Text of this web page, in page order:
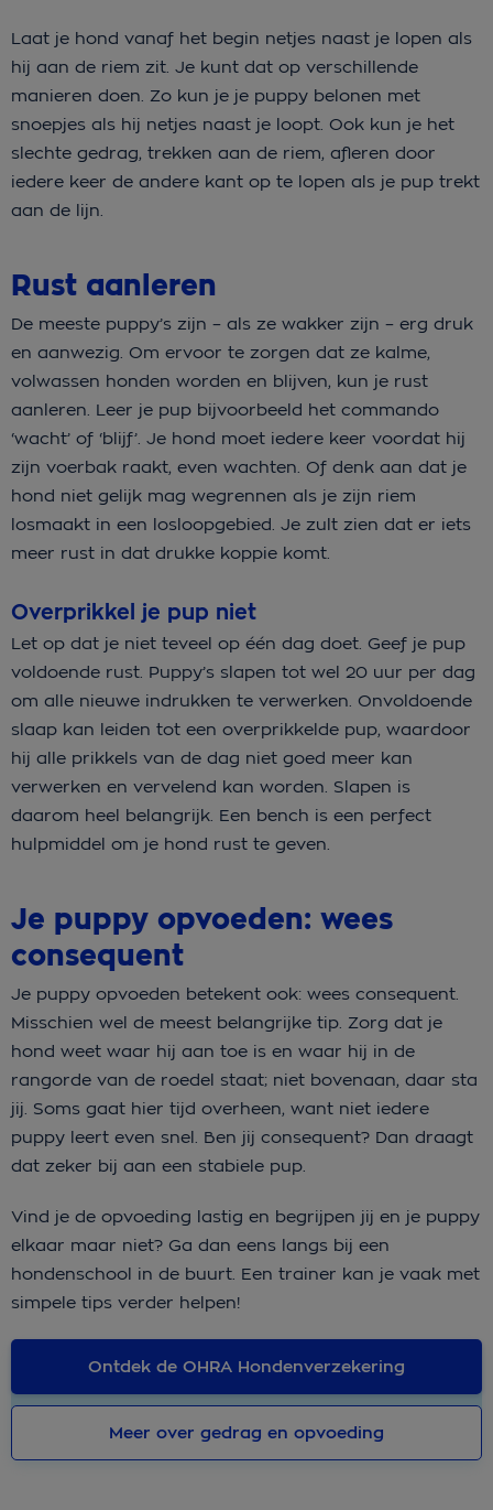
Laat je hond vanaf het begin netjes naast je lopen als
hij aan de riem zit. Je kunt dat op verschillende
manieren doen. Zo kun je je puppy belonen met
snoepjes als hij netjes naast je loopt. Ook kun je het
slechte gedrag, trekken aan de riem, afleren door
iedere keer de andere kant op te lopen als je pup trekt
aan de lijn.
Rust aanleren
De meeste puppy’s zijn – als ze wakker zijn – erg druk
en aanwezig. Om ervoor te zorgen dat ze kalme,
volwassen honden worden en blijven, kun je rust
aanleren. Leer je pup bijvoorbeeld het commando
‘wacht’ of ‘blijf’. Je hond moet iedere keer voordat hij
zijn voerbak raakt, even wachten. Of denk aan dat je
hond niet gelijk mag wegrennen als je zijn riem
losmaakt in een losloopgebied. Je zult zien dat er iets
meer rust in dat drukke koppie komt.
Overprikkel je pup niet
Let op dat je niet teveel op één dag doet. Geef je pup
voldoende rust. Puppy’s slapen tot wel 20 uur per dag
om alle nieuwe indrukken te verwerken. Onvoldoende
slaap kan leiden tot een overprikkelde pup, waardoor
hij alle prikkels van de dag niet goed meer kan
verwerken en vervelend kan worden. Slapen is
daarom heel belangrijk. Een bench is een perfect
hulpmiddel om je hond rust te geven.
Je puppy opvoeden: wees
consequent
Je puppy opvoeden betekent ook: wees consequent.
Misschien wel de meest belangrijke tip. Zorg dat je
hond weet waar hij aan toe is en waar hij in de
rangorde van de roedel staat; niet bovenaan, daar sta
jij. Soms gaat hier tijd overheen, want niet iedere
puppy leert even snel. Ben jij consequent? Dan draagt
dat zeker bij aan een stabiele pup.
Vind je de opvoeding lastig en begrijpen jij en je puppy
elkaar maar niet? Ga dan eens langs bij een
hondenschool in de buurt. Een trainer kan je vaak met
simpele tips verder helpen!
Ontdek de OHRA Hondenverzekering
Meer over gedrag en opvoeding